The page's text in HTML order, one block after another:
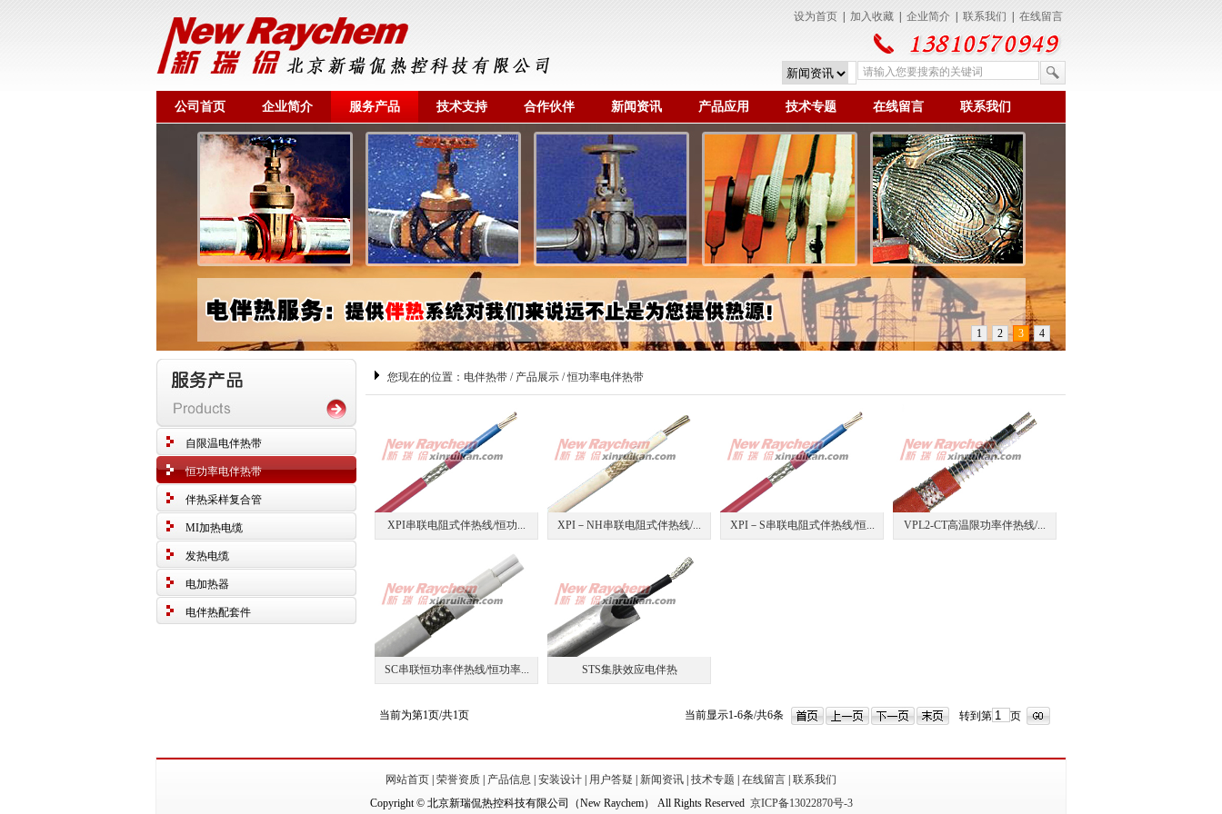
设为首页 加入收藏 企业简介 联系我们 在线留言
公司首页 企业简介 服务产品 技术支持 合作伙伴 新闻资讯 产品应用 技术专题 在线留言 联系我们
1 2 3 4
自限温电伴热带
恒功率电伴热带
伴热采样复合管
MI加热电缆
发热电缆
电加热器
电伴热配套件
您现在的位置： 电伴热带 / 产品展示 / 恒功率电伴热带
XPI串联电阻式伴热线/恒功... XPI－NH串联电阻式伴热线/... XPI－S串联电阻式伴热线/恒... VPL2-CT高温限功率伴热线/...
SC串联恒功率伴热线/恒功率... STS集肤效应电伴热
当前为第1页/共1页 当前显示1-6条/共6条 转到第 页
网站首页 荣誉资质 产品信息 安装设计 用户答疑 新闻资讯 技术专题 在线留言 联系我们
Copyright © 北京新瑞侃热控科技有限公司（New Raychem） All Rights Reserved 京ICP备13022870号-3